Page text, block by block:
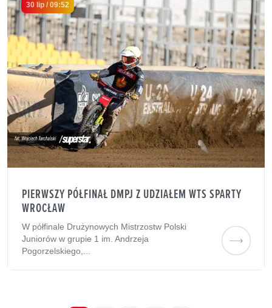
30 lip / 09:52
PIERWSZY PÓŁFINAŁ DMPJ Z UDZIAŁEM WTS SPARTY
WROCŁAW
W półfinale Drużynowych Mistrzostw Polski
Juniorów w grupie 1 im. Andrzeja
Pogorzelskiego,...